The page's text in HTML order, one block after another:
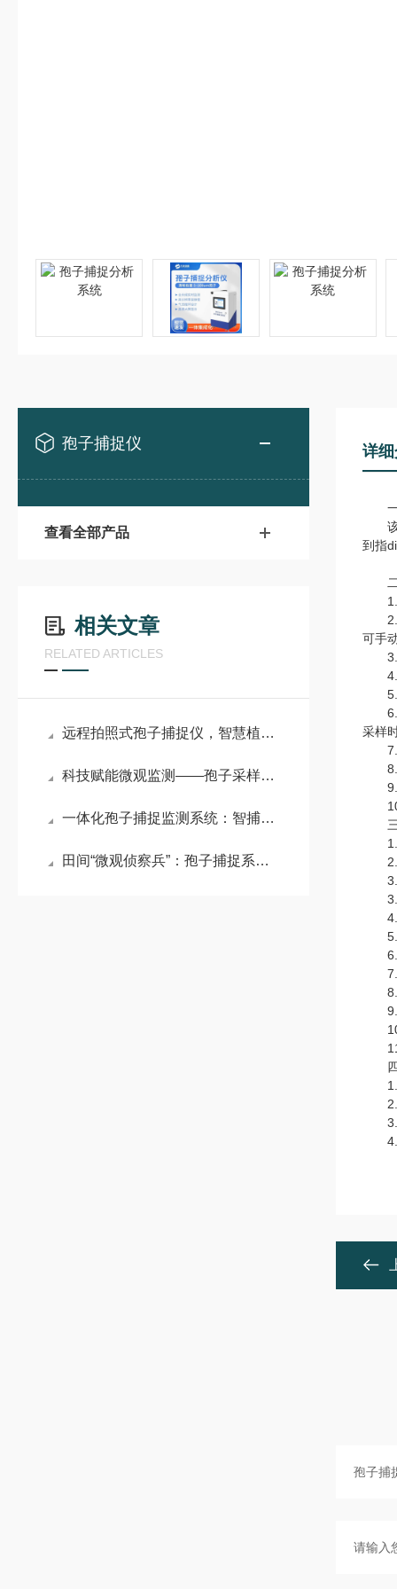
孢子捕捉仪
查看全部产品
相关文章
RELATED ARTICLES
远程拍照式孢子捕捉仪，智慧植保筑牢作物病害预警防线#2026已更新
科技赋能微观监测——孢子采样捕捉仪的技术原理与核心构造
一体化孢子捕捉监测系统：智捕无形菌源，筑牢作物病害防控第一道防线
田间“微观侦察兵”：孢子捕捉系统的隐形守护
详
一
该
到指
二
1.孢
2.内
可手
3.界
4.可
5.设
6.经
采样
7.可
8.孢
9.统
10.
三
1.
2.供
3.启
3.
4.通
5.工
6.内
7.
8.
9.
10.
11.
四
1.具
2.可
3.自
4.远